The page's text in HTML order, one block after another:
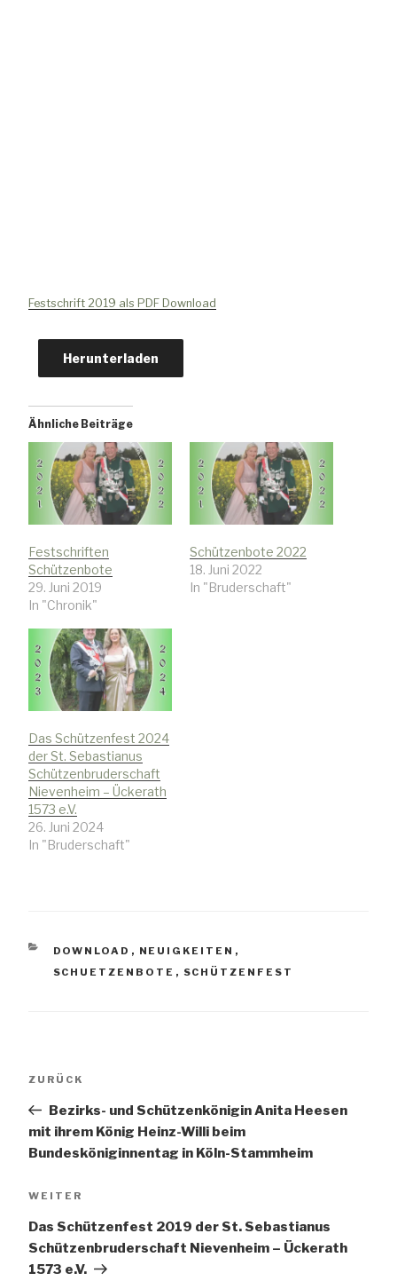
Festschrift 2019 als PDF Download
Herunterladen
Ähnliche Beiträge
Festschriften
Schützenbote
29. Juni 2019
In "Chronik"
Schützenbote 2022
18. Juni 2022
In "Bruderschaft"
Das Schützenfest 2024
der St. Sebastianus
Schützenbruderschaft
Nievenheim – Ückerath
1573 e.V.
26. Juni 2024
In "Bruderschaft"
KATEGORIEN
DOWNLOAD , NEUIGKEITEN ,
SCHUETZENBOTE , SCHÜTZENFEST
Vorheriger
ZURÜCK
Bezirks- und Schützenkönigin Anita Heesen
mit ihrem König Heinz-Willi beim
Bundesköniginnentag in Köln-Stammheim
Nächster
WEITER
Das Schützenfest 2019 der St. Sebastianus
Schützenbruderschaft Nievenheim – Ückerath
1573 e.V.